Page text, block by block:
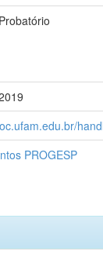
PROGESP